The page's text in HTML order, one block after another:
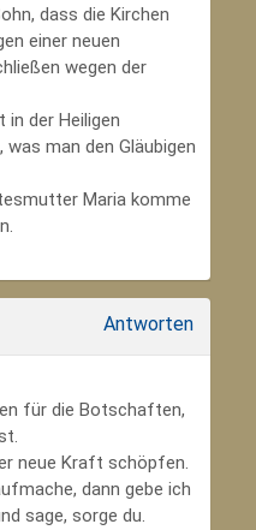
dass die Kirchen
einer neuen
wegen der
der Heiligen
man den Gläubigen
Maria komme
Antworten
für die Botschaften,
neue Kraft schöpfen.
dann gebe ich
sage, sorge du.